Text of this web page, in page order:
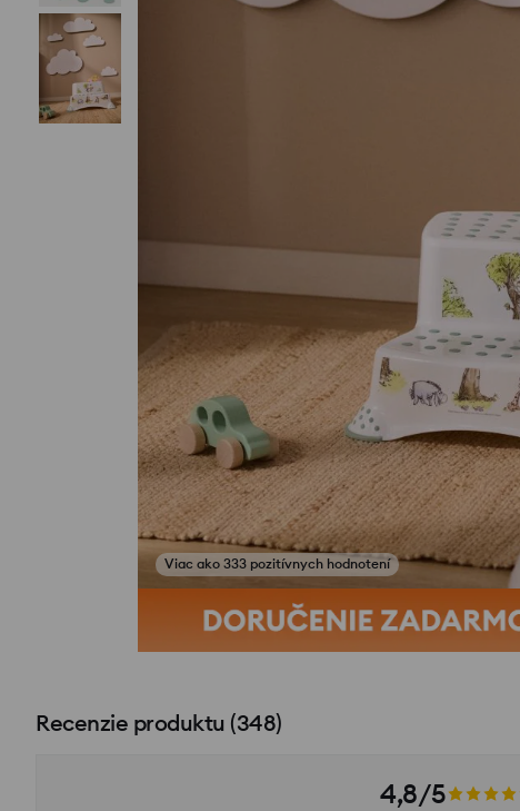
Zobraziť fotografie z recenzií
Kúpiť tento set
Recenzie produktu (348)
4,8/5